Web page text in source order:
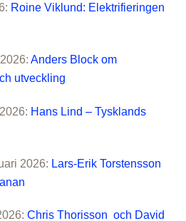
Roine Viklund: Elektrifieringen
Anders Block om
utveckling
Hans Lind – Tysklands
2026: Lars-Erik Torstensson
Chris Thorisson och David